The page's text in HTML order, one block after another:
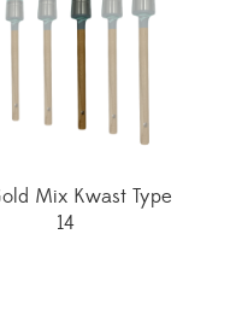
Mix Kwast Type
14